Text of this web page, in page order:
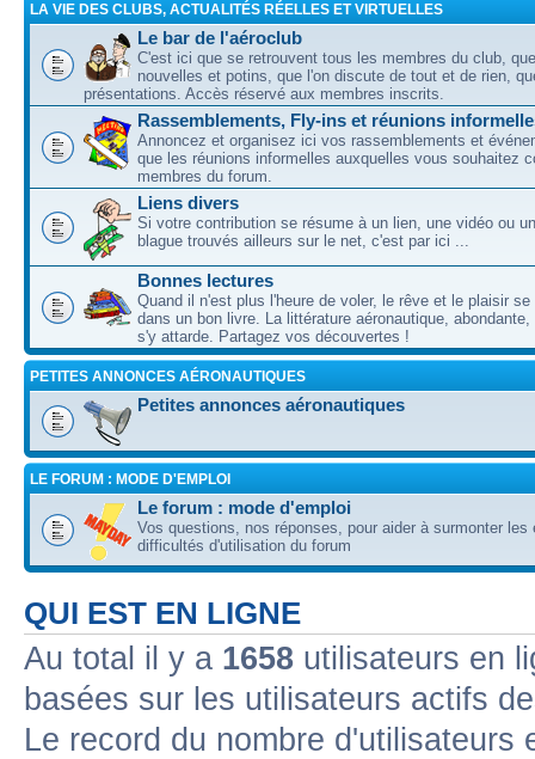
LA VIE DES CLUBS, ACTUALITÉS RÉELLES ET VIRTUELLES
Le bar de l'aéroclub
C'est ici que se retrouvent tous les membres du club,
nouvelles et potins, que l'on discute de tout et de rien,
présentations. Accès réservé aux membres inscrits.
Rassemblements, Fly-ins et réunions
Annoncez et organisez ici vos rassemblements et
que les réunions informelles auxquelles vous souhaitez
membres du forum.
Liens divers
Si votre contribution se résume à un lien, une vidéo ou
blague trouvés ailleurs sur le net, c'est par ici ...
Bonnes lectures
Quand il n'est plus l'heure de voler, le rêve et le plaisir se
dans un bon livre. La littérature aéronautique, abondante,
s'y attarde. Partagez vos découvertes !
PETITES ANNONCES AÉRONAUTIQUES
Petites annonces aéronautiques
LE FORUM : MODE D'EMPLOI
Le forum : mode d'emploi
Vos questions, nos réponses, pour aider à surmonter les
difficultés d'utilisation du forum
QUI EST EN LIGNE
Au total il y a 1658 utilisateurs en
basées sur les utilisateurs actifs
Le record du nombre d'utilisateurs